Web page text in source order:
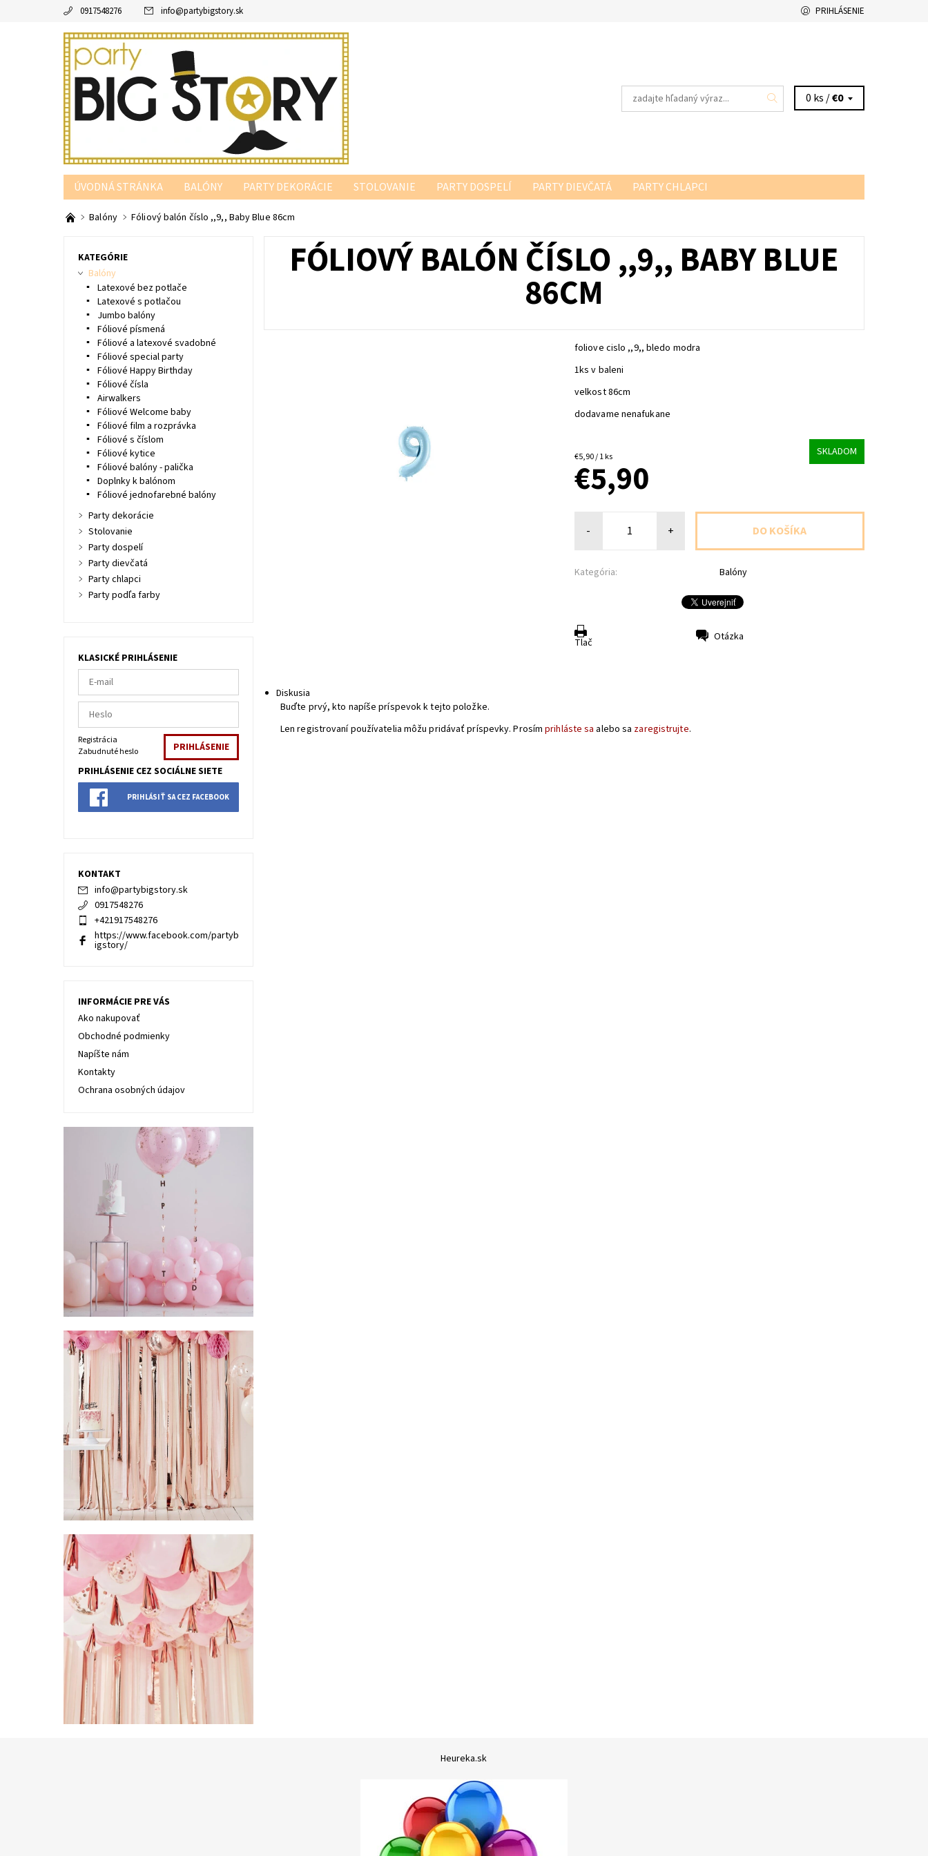
0917548276 info@partybigstory.sk PRIHLÁSENIE
0 ks /€0
ÚVODNÁ STRÁNKA BALÓNY PARTY DEKORÁCIE STOLOVANIE PARTY DOSPELÍ PARTY DIEVČATÁ
PARTY CHLAPCI
PARTY PODĽA FARBY
Balóny Fóliový balón číslo ,,9,, Baby Blue 86cm
FÓLIOVÝ BALÓN ČÍSLO ,,9,, BABY BLUE
86CM
foliove cislo ,,9,, bledo modra
1ks v baleni
velkost 86cm
dodavame nenafukane
€5,90 / 1 ks SKLADOM
€5,90
- +
Kategória: Balóny
Tlač Otázka
Diskusia
Buďte prvý, kto napíše príspevok k tejto položke.
Len registrovaní používatelia môžu pridávať príspevky. Prosímprihláste sa alebo sa zaregistrujte.
KATEGÓRIE
Balóny
Latexové bez potlače
Latexové s potlačou
Jumbo balóny
Fóliové písmená
Fóliové a latexové svadobné
Fóliové special party
Fóliové Happy Birthday
Fóliové čísla
Airwalkers
Fóliové Welcome baby
Fóliové film a rozprávka
Fóliové s číslom
Fóliové kytice
Fóliové balóny - palička
Doplnky k balónom
Fóliové jednofarebné balóny
Party dekorácie
Stolovanie
Party dospelí
Party dievčatá
Party chlapci
Party podľa farby
KLASICKÉ PRIHLÁSENIE
Registrácia
Zabudnuté heslo
PRIHLÁSENIE CEZ SOCIÁLNE SIETE
PRIHLÁSIŤ SA CEZ FACEBOOK
KONTAKT
info@partybigstory.sk
0917548276
+421917548276
https://www.facebook.com/partyb
igstory/
INFORMÁCIE PRE VÁS
Ako nakupovať
Obchodné podmienky
Napíšte nám
Kontakty
Ochrana osobných údajov
Heureka.sk